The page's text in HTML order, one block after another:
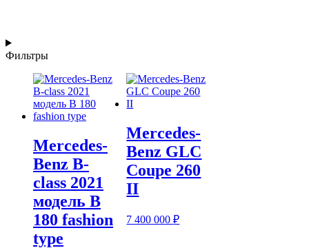
Фильтры
Mercedes-
Benz B-
class 2021
модель B
180 fashion
type
Mercedes-
Benz GLC
Coupe 260
II
7 400 000₽